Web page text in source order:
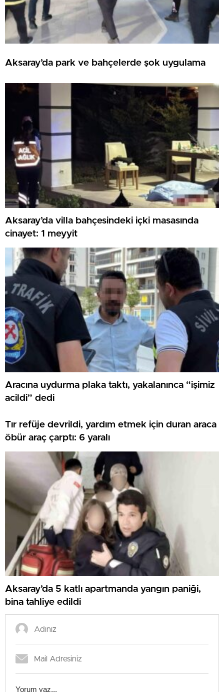
Aksaray’da park ve bahçelerde şok uygulama
Aksaray’da villa bahçesindeki içki masasında
cinayet: 1 meyyit
Aracına uydurma plaka taktı, yakalanınca “işimiz
acildi” dedi
Tır refüje devrildi, yardım etmek için duran araca
öbür araç çarptı: 6 yaralı
Aksaray’da 5 katlı apartmanda yangın paniği,
bina tahliye edildi